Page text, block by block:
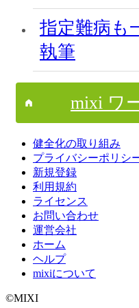
指定難病も
執筆
mixi ワ
健全化の取り組み
プライバシーポリシ
新規登録
利用規約
ライセンス
お問い合わせ
運営会社
ホーム
ヘルプ
mixiについて
©MIXI